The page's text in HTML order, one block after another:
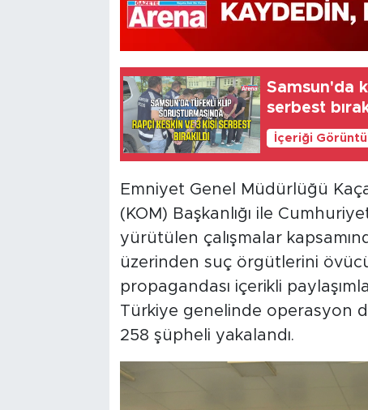
Samsun'da
serbest
İçeriği
Emniyet Genel Müdürlüğü
(KOM) Başkanlığı ile
yürütülen çalışmalar
üzerinden suç örgütlerini
propagandası içerikli
Türkiye genelinde operasyon
258 şüpheli yakalandı.